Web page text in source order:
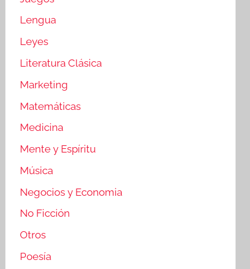
Lengua
Leyes
Literatura Clásica
Marketing
Matemáticas
Medicina
Mente y Espíritu
Música
Negocios y Economia
No Ficción
Otros
Poesía